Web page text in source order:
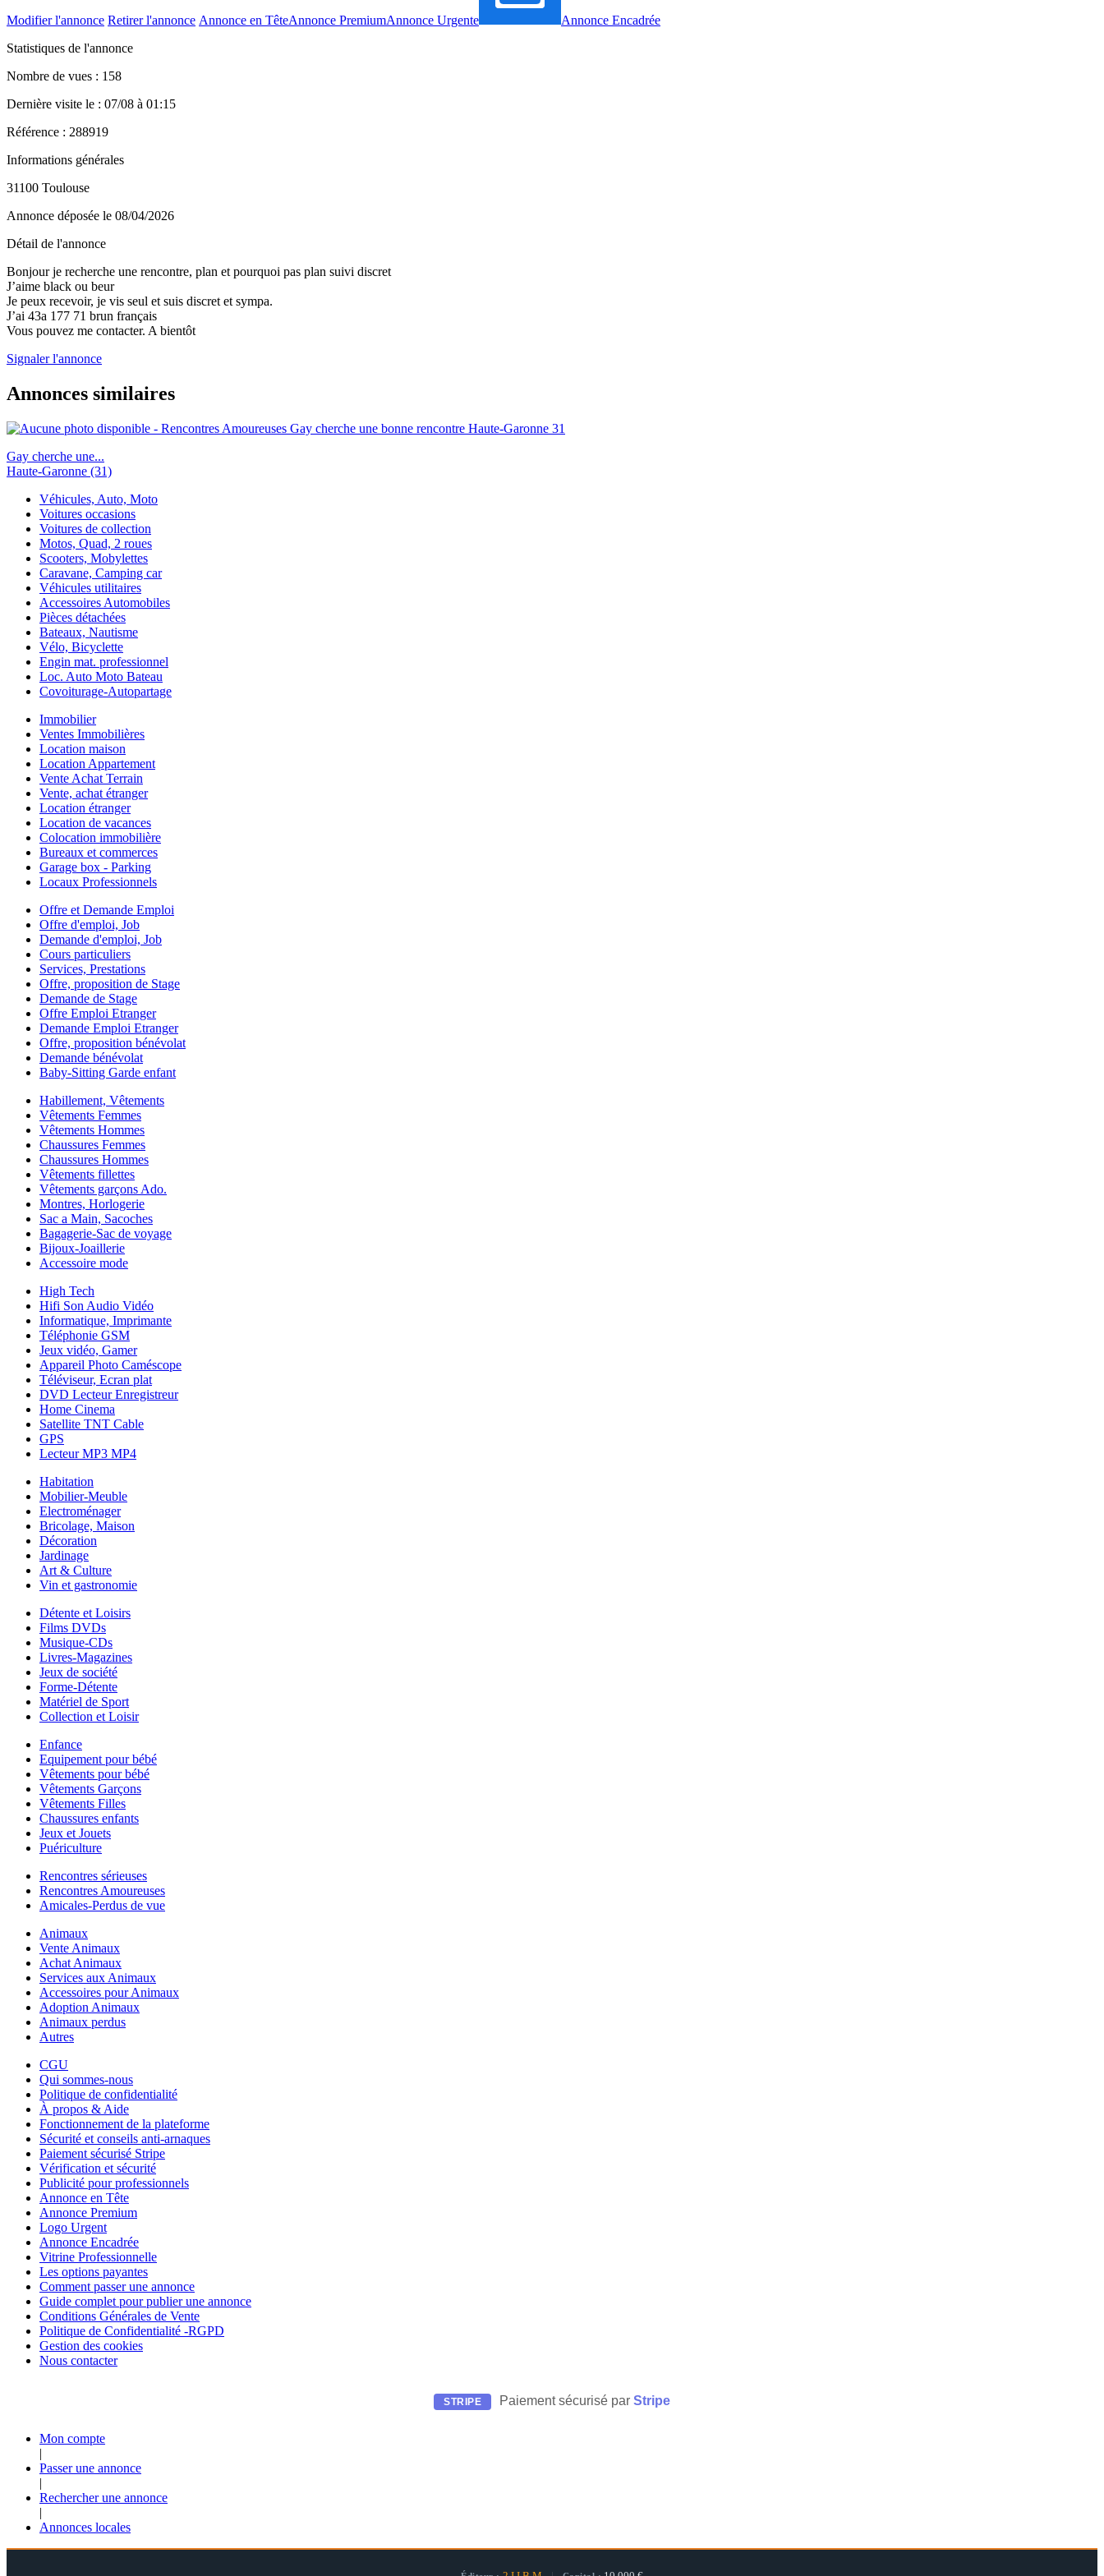
Modifier l'annonce Retirer l'annonce Annonce en TêteAnnonce PremiumAnnonce Urgente
Annonce Encadrée
Statistiques de l'annonce
Nombre de vues : 158
Dernière visite le : 07/08 à 01:15
Référence : 288919
Informations générales
31100 Toulouse
Annonce déposée le 08/04/2026
Détail de l'annonce
Bonjour je recherche une rencontre, plan et pourquoi pas plan suivi discret
J’aime black ou beur
Je peux recevoir, je vis seul et suis discret et sympa.
J’ai 43a 177 71 brun français
Vous pouvez me contacter. A bientôt
Signaler l'annonce
Annonces similaires
Gay cherche une...
Haute-Garonne (31)
Véhicules, Auto, Moto
Voitures occasions
Voitures de collection
Motos, Quad, 2 roues
Scooters, Mobylettes
Caravane, Camping car
Véhicules utilitaires
Accessoires Automobiles
Pièces détachées
Bateaux, Nautisme
Vélo, Bicyclette
Engin mat. professionnel
Loc. Auto Moto Bateau
Covoiturage-Autopartage
Immobilier
Ventes Immobilières
Location maison
Location Appartement
Vente Achat Terrain
Vente, achat étranger
Location étranger
Location de vacances
Colocation immobilière
Bureaux et commerces
Garage box - Parking
Locaux Professionnels
Offre et Demande Emploi
Offre d'emploi, Job
Demande d'emploi, Job
Cours particuliers
Services, Prestations
Offre, proposition de Stage
Demande de Stage
Offre Emploi Etranger
Demande Emploi Etranger
Offre, proposition bénévolat
Demande bénévolat
Baby-Sitting Garde enfant
Habillement, Vêtements
Vêtements Femmes
Vêtements Hommes
Chaussures Femmes
Chaussures Hommes
Vêtements fillettes
Vêtements garçons Ado.
Montres, Horlogerie
Sac a Main, Sacoches
Bagagerie-Sac de voyage
Bijoux-Joaillerie
Accessoire mode
High Tech
Hifi Son Audio Vidéo
Informatique, Imprimante
Téléphonie GSM
Jeux vidéo, Gamer
Appareil Photo Caméscope
Téléviseur, Ecran plat
DVD Lecteur Enregistreur
Home Cinema
Satellite TNT Cable
GPS
Lecteur MP3 MP4
Habitation
Mobilier-Meuble
Electroménager
Bricolage, Maison
Décoration
Jardinage
Art & Culture
Vin et gastronomie
Détente et Loisirs
Films DVDs
Musique-CDs
Livres-Magazines
Jeux de société
Forme-Détente
Matériel de Sport
Collection et Loisir
Enfance
Equipement pour bébé
Vêtements pour bébé
Vêtements Garçons
Vêtements Filles
Chaussures enfants
Jeux et Jouets
Puériculture
Rencontres sérieuses
Rencontres Amoureuses
Amicales-Perdus de vue
Animaux
Vente Animaux
Achat Animaux
Services aux Animaux
Accessoires pour Animaux
Adoption Animaux
Animaux perdus
Autres
CGU
Qui sommes-nous
Politique de confidentialité
À propos & Aide
Fonctionnement de la plateforme
Sécurité et conseils anti-arnaques
Paiement sécurisé Stripe
Vérification et sécurité
Publicité pour professionnels
Annonce en Tête
Annonce Premium
Logo Urgent
Annonce Encadrée
Vitrine Professionnelle
Les options payantes
Comment passer une annonce
Guide complet pour publier une annonce
Conditions Générales de Vente
Politique de Confidentialité -RGPD
Gestion des cookies
Nous contacter
STRIPE Paiement sécurisé par Stripe
Mon compte
|
Passer une annonce
|
Rechercher une annonce
|
Annonces locales